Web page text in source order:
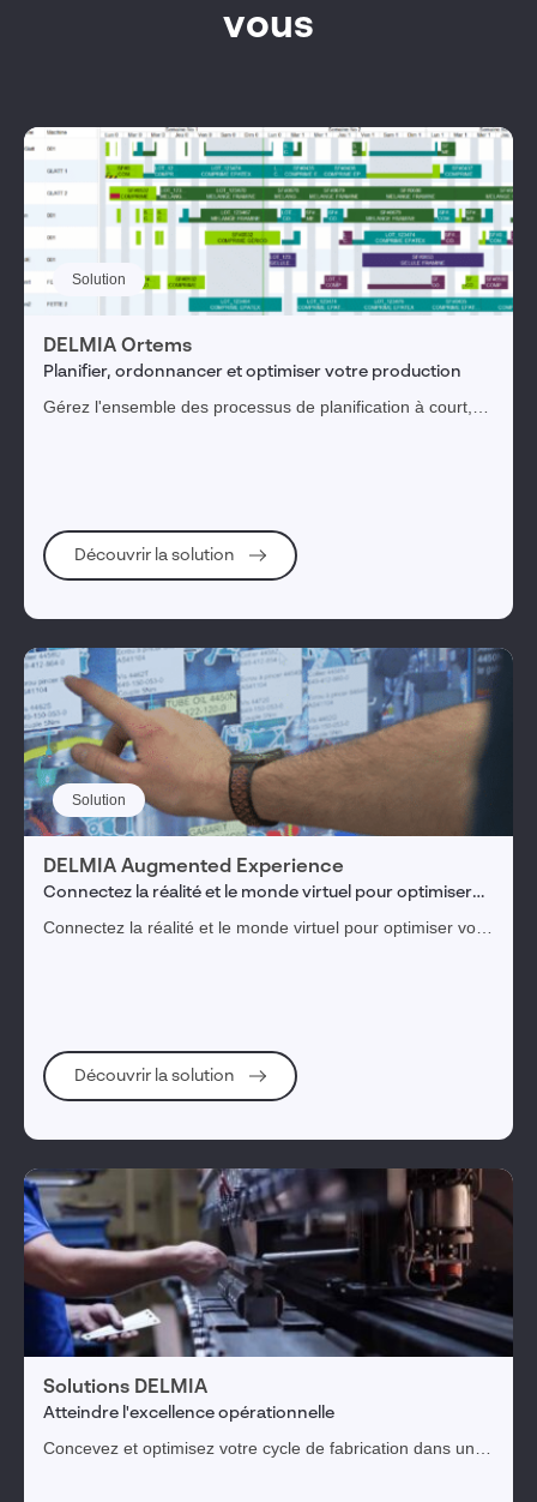
vous
Solution
DELMIA Ortems
Planifier, ordonnancer et optimiser votre production
Gérez l'ensemble des processus de planification à court,
Découvrir la solution
Solution
DELMIA Augmented Experience
Connectez la réalité et le monde virtuel pour optimiser
vos processus industriels
Connectez la réalité et le monde virtuel pour optimiser vos
Découvrir la solution
Solutions DELMIA
Atteindre l'excellence opérationnelle
Concevez et optimisez votre cycle de fabrication dans un